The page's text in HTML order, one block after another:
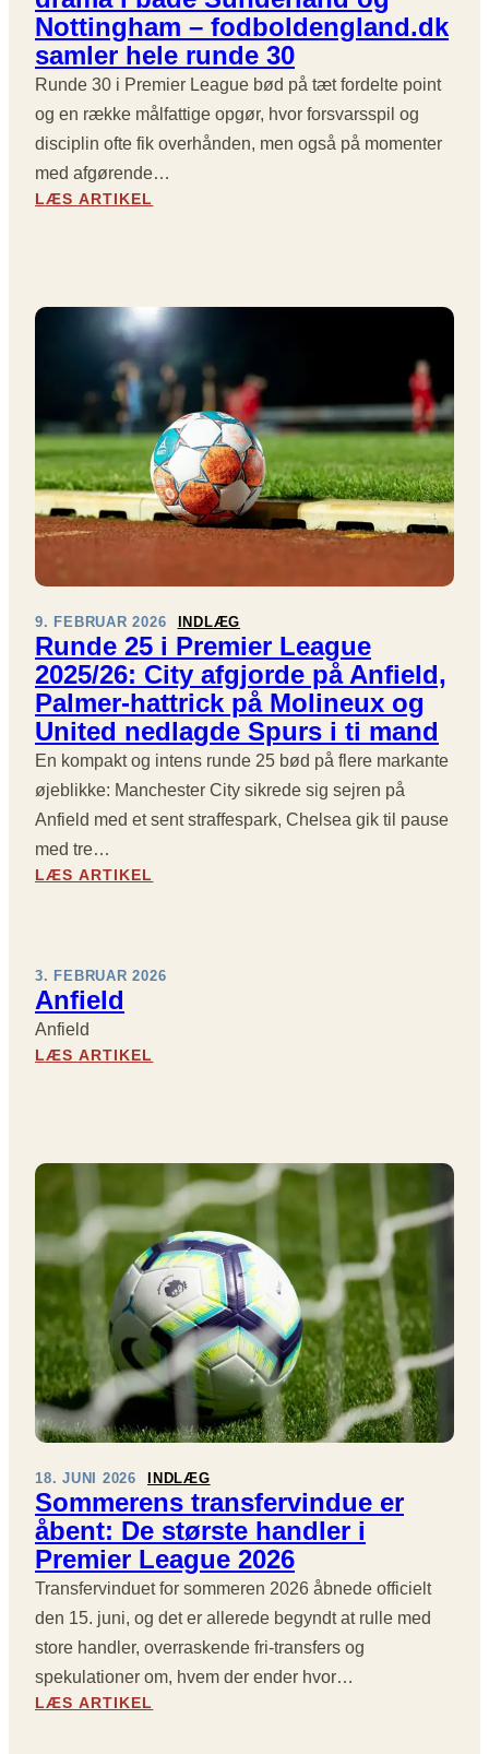
Nottingham – fodboldengland.dk
samler hele runde 30
Runde 30 i Premier League bød på tæt fordelte point
og en række målfattige opgør, hvor forsvarsspil og
disciplin ofte fik overhånden, men også på momenter
med afgørende…
LÆS ARTIKEL
D
L
G
N
I
N
G
P
Å
A
F
E
L
D
,
V
A
R
-
D
M
Å
R
A
N
D
O
G
N
O
T
T
N
H
A
M
–
F
O
D
B
L
D
9. FEBRUAR 2026 INDLÆG
Runde 25 i Premier League
2025/26: City afgjorde på Anfield,
Palmer-hattrick på Molineux og
United nedlagde Spurs i ti mand
En kompakt og intens runde 25 bød på flere markante
øjeblikke: Manchester City sikrede sig sejren på
Anfield med et sent straffespark, Chelsea gik til pause
med tre…
LÆS ARTIKEL
L
E
A
G
U
E
2
0
2
5
/
6
:
C
I
Y
A
F
3. FEBRUAR 2026
Anfield
Anfield
LÆS ARTIKEL
E
D
18. JUNI 2026 INDLÆG
Sommerens transfervindue er
åbent: De største handler i
Premier League 2026
Transfervinduet for sommeren 2026 åbnede officielt
den 15. juni, og det er allerede begyndt at rulle med
store handler, overraskende fri-transfers og
spekulationer om, hvem der ender hvor…
LÆS ARTIKEL